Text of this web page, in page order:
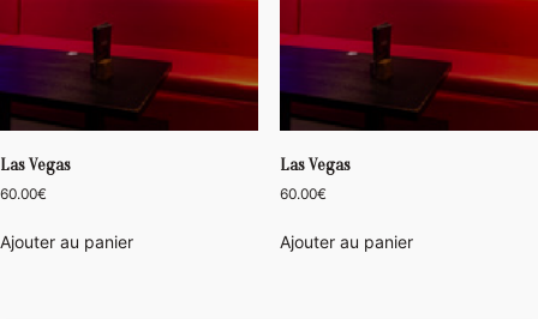
Las Vegas
60.00€
Ajouter au panier
Las Vegas
60.00€
Ajouter au panier